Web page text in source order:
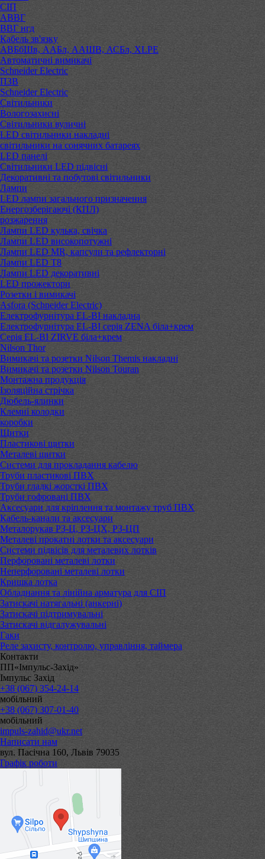
СІП
АВВГ
ВВГ нгд
Кабель зв'язку
АВБбШв, ААБл, ААШВ, АСБл, XLPE
Автоматичні вимикачі
Schneider Electric
ПЗВ
Schneider Electric
Світильники
Вологозахисні
Світильники вуличні
LED світильники накладні
світильники на сонячних батареях
LED панелі
Світильники LED підвісні
Декоративні та побутові світильники
Лампи
LED лампи загального призначення
Енергозберігаючі (КПЛ)
розжарення
Лампи LED кулька, свічка
Лампи LED високопотужні
Лампи LED MR, капсули та рефлекторні
Лампи LED Т8
Лампи LED декоративні
LED прожектори
Розетки і вимикачі
Asfora (Schneider Electric)
Електрофурнітура EL-BI накладна
Електрофурнітура EL-BI серія ZENA біла+крем
Серія EL-BI ZIRVE біла+крем
Nilson Thor
Вимикачі та розетки Nilson Themis накладні
Вимикачі та розетки Nilson Touran
Монтажна продукція
Ізоляційна стрічка
Дюбель-ялинки
Клемні колодки
коробки
Щитки
Пластикові щитки
Металеві щитки
Системи для прокладання кабелю
Труби пластикові ПВХ
Труби гладкі жорсткі ПВХ
Труби гофровані ПВХ
Аксесуари для кріплення та монтажу труб ПВХ
Кабель-канали та аксесуари
Металорукав РЗ-Ц, РЗ-ЦХ, РЗ-ЦП
Металеві прокатні лотки та аксесуари
Системи підвісів для металевих лотків
Перфоровані металеві лотки
Неперфоровані металеві лотки
Кришка лотка
Обладнання та лінійна арматура для СІП
Затискачі натягальні (анкерні)
Затискачі підтримувальні
Затискачі відгалужувальні
Гаки
Реле захисту, контролю, управління, таймера
Контакти
ПП«Імпульс-Захід»
Імпульс Захід
+38 (067) 354-24-14
мобільний
+38 (067) 307-01-40
мобільний
impuls-zahid@ukr.net
Написати нам
вул. Пасічна 160, Львів 79035
Графік роботи